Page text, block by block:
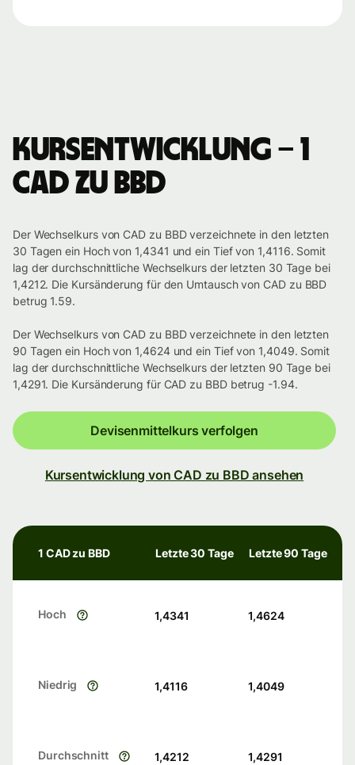
Kursentwicklung – 1
CAD zu BBD
Der Wechselkurs von CAD zu BBD verzeichnete in den letzten
30 Tagen ein Hoch von 1,4341 und ein Tief von 1,4116. Somit
lag der durchschnittliche Wechselkurs der letzten 30 Tage bei
1,4212. Die Kursänderung für den Umtausch von CAD zu BBD
betrug 1.59.
Der Wechselkurs von CAD zu BBD verzeichnete in den letzten
90 Tagen ein Hoch von 1,4624 und ein Tief von 1,4049. Somit
lag der durchschnittliche Wechselkurs der letzten 90 Tage bei
1,4291. Die Kursänderung für CAD zu BBD betrug -1.94.
Devisenmittelkurs verfolgen
Kursentwicklung von CAD zu BBD ansehen
1 CAD zu BBD Letzte 30 Tage Letzte 90 Tage
Hoch 1,4341 1,4624
Niedrig 1,4116 1,4049
Durchschnitt 1,4212 1,4291